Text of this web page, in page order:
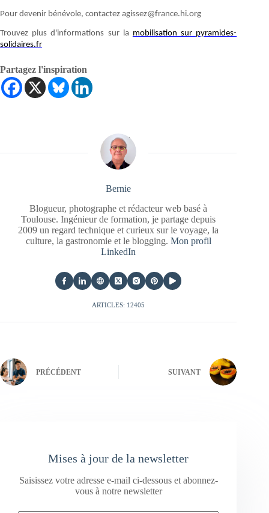
Pour devenir bénévole, contactez agissez@france.hi.org
Trouvez plus d'informations sur la mobilisation sur pyramides-
solidaires.fr
Partagez l'inspiration
Bernie
Blogueur, photographe et rédacteur web basé à
Toulouse. Ingénieur de formation, je partage depuis
2009 un regard technique et curieux sur le voyage, la
culture, la gastronomie et le blogging. Mon profil
LinkedIn
ARTICLES: 12405
PRÉCÉDENT SUIVANT
Mises à jour de la newsletter
Saisissez votre adresse e-mail ci-dessous et abonnez-
vous à notre newsletter